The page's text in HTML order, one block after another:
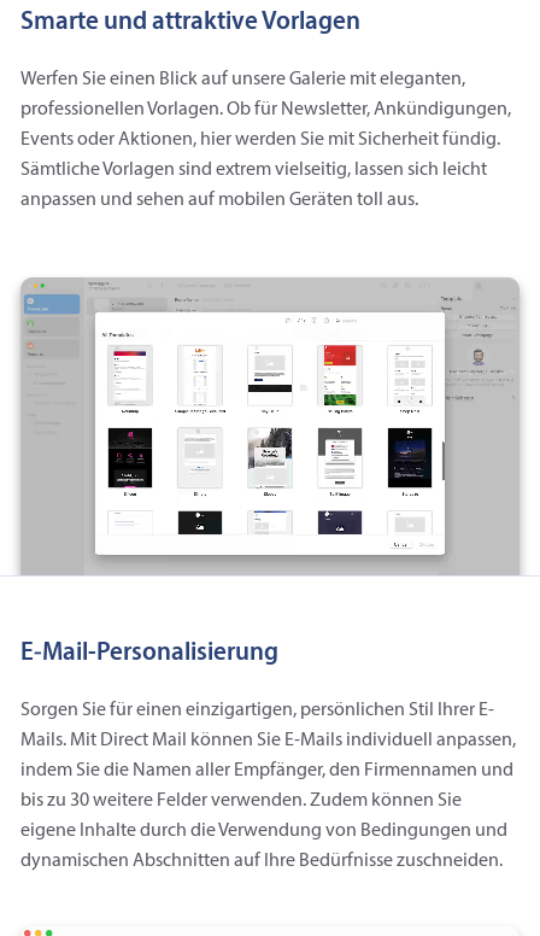
Smarte und attraktive Vorlagen
Werfen Sie einen Blick auf unsere Galerie mit eleganten,
professionellen Vorlagen. Ob für Newsletter, Ankündigungen,
Events oder Aktionen, hier werden Sie mit Sicherheit fündig.
Sämtliche Vorlagen sind extrem vielseitig, lassen sich leicht
anpassen und sehen auf mobilen Geräten toll aus.
E‑Mail-Personalisierung
Sorgen Sie für einen einzigartigen, persönlichen Stil Ihrer E-
Mails. Mit Direct Mail können Sie E-Mails individuell anpassen,
indem Sie die Namen aller Empfänger, den Firmennamen und
bis zu 30 weitere Felder verwenden. Zudem können Sie
eigene Inhalte durch die Verwendung von Bedingungen und
dynamischen Abschnitten auf Ihre Bedürfnisse zuschneiden.